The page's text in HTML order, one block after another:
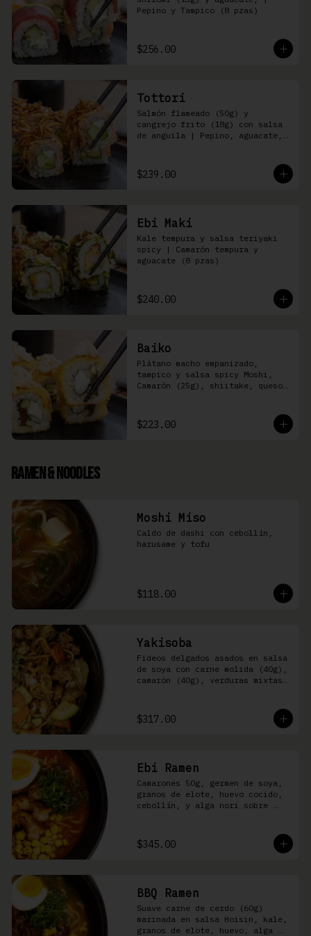
Pepino y Tampico (8 pzas)
$256.00
Tottori
Salmón flameado (50g) y
cangrejo frito (18g) con salsa
de anguila | Pepino, aguacate,
$239.00
Ebi Maki
Kale tempura y salsa teriyaki
spicy | Camarón tempura y
aguacate (8 pzas)
$240.00
Baiko
Plátano macho empanizado,
tampico y salsa spicy Moshi,
Camarón (25g), shiitake, queso
$223.00
Ramen & Noodles
Moshi Miso
Caldo de dashi con cebollín,
harusame y tofu
$118.00
Yakisoba
Fideos delgados asados en salsa
de soya con carne molida (40g),
camarón (40g), verduras mixtas
$317.00
Ebi Ramen
Camarones 50g, germen de soya,
granos de elote, huevo cocido,
cebollín, y alga nori sobre
$345.00
BBQ Ramen
Suave carne de cerdo (60g)
marinada en salsa Hoisin, kale,
granos de elote, huevo, alga